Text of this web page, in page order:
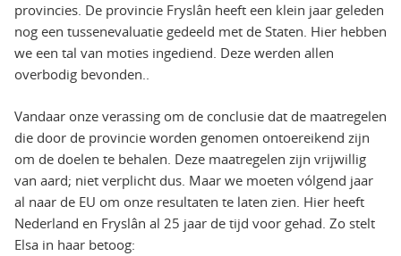
provincies. De provincie Fryslân heeft een klein jaar geleden
nog een tussenevaluatie gedeeld met de Staten. Hier hebben
we een tal van moties ingediend. Deze werden allen
overbodig bevonden..
Vandaar onze verassing om de conclusie dat de maatregelen
die door de provincie worden genomen ontoereikend zijn
om de doelen te behalen. Deze maatregelen zijn vrijwillig
van aard; niet verplicht dus. Maar we moeten vólgend jaar
al naar de EU om onze resultaten te laten zien. Hier heeft
Nederland en Fryslân al 25 jaar de tijd voor gehad. Zo stelt
Elsa in haar betoog: